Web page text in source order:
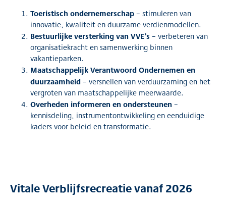
Toeristisch ondernemerschap– stimuleren van
innovatie, kwaliteit en duurzame verdienmodellen.
Bestuurlijke versterking van VVE’s – verbeteren van
organisatiekracht en samenwerking binnen
vakantieparken.
Maatschappelijk Verantwoord Ondernemen en
duurzaamheid– versnellen van verduurzaming en het
vergroten van maatschappelijke meerwaarde.
Overheden informeren en ondersteunen–
kennisdeling, instrumentontwikkeling en eenduidige
kaders voor beleid en transformatie.
Vitale Verblijfsrecreatie vanaf 2026